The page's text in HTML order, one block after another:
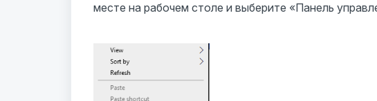
месте на рабочем столе и выберите «Панель